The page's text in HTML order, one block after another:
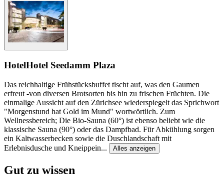
HotelHotel Seedamm Plaza
Das reichhaltige Frühstücksbuffet tischt auf, was den Gaumen
erfreut -von diversen Brotsorten bis hin zu frischen Früchten. Die
einmalige Aussicht auf den Zürichsee wiederspiegelt das Sprichwort
"Morgenstund hat Gold im Mund" wortwörtlich. Zum
Wellnessbereich; Die Bio-Sauna (60°) ist ebenso beliebt wie die
klassische Sauna (90°) oder das Dampfbad. Für Abkühlung sorgen
ein Kaltwasserbecken sowie die Duschlandschaft mit
Erlebnisdusche und Kneippein... Alles anzeigen
Gut zu wissen